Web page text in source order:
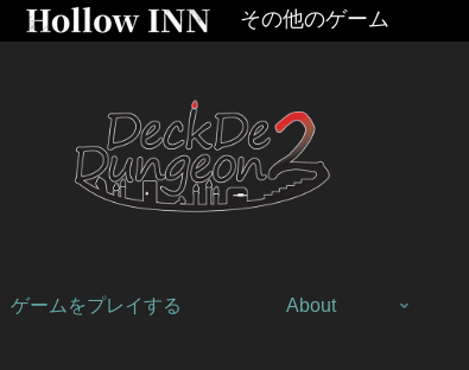
その他のゲーム
ゲームをプレイする About